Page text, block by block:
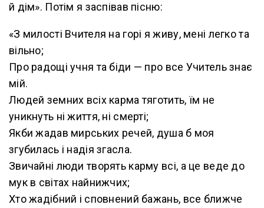
й дім». Потім я заспівав пісню:
«З милості Вчителя на горі я живу, мені легко та
вільно;
Про радощі учня та біди — про все Учитель знає
мій.
Людей земних всіх карма тяготить, їм не
уникнуть ні життя, ні смерті;
Якби жадав мирських речей, душа б моя
згубилась і надія згасла.
Звичайні люди творять карму всі, а це веде до
мук в світах найнижчих;
Хто жадібний і сповнений бажань, все ближче